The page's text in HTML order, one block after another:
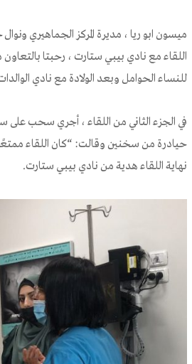
ميسون ابو ريا ، مديرة المركز الجماهيري
اللقاء مع نادي بيبي ستارت ، رحبتا
للنساء الحوامل وبعد الولادة مع نادي
في الجزء الثاني من اللقاء ، أجري سحب
حيادرة من سخنين وقالت: “كان اللقاء
نهاية اللقاء هدية من نادي بيبي ستارت.